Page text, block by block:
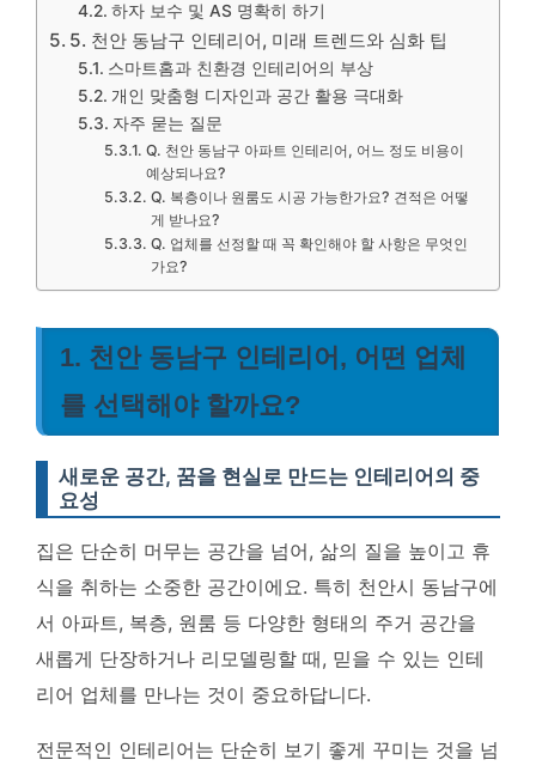
하자 보수 및 AS 명확히 하기
5. 천안 동남구 인테리어, 미래 트렌드와 심화 팁
스마트홈과 친환경 인테리어의 부상
개인 맞춤형 디자인과 공간 활용 극대화
자주 묻는 질문
Q. 천안 동남구 아파트 인테리어, 어느 정도 비용이
예상되나요?
Q. 복층이나 원룸도 시공 가능한가요? 견적은 어떻
게 받나요?
Q. 업체를 선정할 때 꼭 확인해야 할 사항은 무엇인
가요?
1. 천안 동남구 인테리어, 어떤 업체
를 선택해야 할까요?
새로운 공간, 꿈을 현실로 만드는 인테리어의 중
요성
집은 단순히 머무는 공간을 넘어, 삶의 질을 높이고 휴
식을 취하는 소중한 공간이에요. 특히 천안시 동남구에
서 아파트, 복층, 원룸 등 다양한 형태의 주거 공간을
새롭게 단장하거나 리모델링할 때, 믿을 수 있는 인테
리어 업체를 만나는 것이 중요하답니다.
전문적인 인테리어는 단순히 보기 좋게 꾸미는 것을 넘